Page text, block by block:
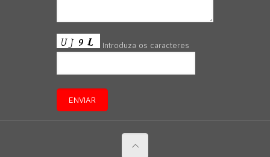
Introduza os caracteres